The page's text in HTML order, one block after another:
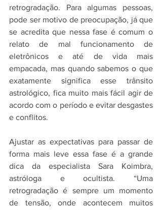
retrogradação. Para algumas pessoas,
pode ser motivo de preocupação, já que
se acredita que nessa fase é comum o
relato de mal funcionamento de
eletrônicos e até de vida mais
empacada, mas quando sabemos o que
exatamente significa esse trânsito
astrológico, fica muito mais fácil agir de
acordo com o período e evitar desgastes
e conflitos.
Ajustar as expectativas para passar de
forma mais leve essa fase é a grande
dica da especialista Sara Koimbra,
astróloga e ocultista. “Uma
retrogradação é sempre um momento
de tensão, onde acontecem muitos